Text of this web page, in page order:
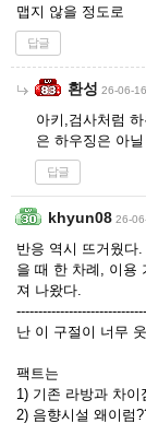
맵지 않을 정도로
답글
환성 26-06-
아키,검사처럼
은 하우징은 아
답글
khyun08 26-
반응 역시 뜨거웠다
을 때 한 차례, 이용
져 나왔다.
난 이 구절이 너무
팩트는
1) 기존 라방과 차
2) 음향시설 왜이럼